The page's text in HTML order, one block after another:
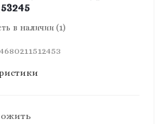
в наличии (1)